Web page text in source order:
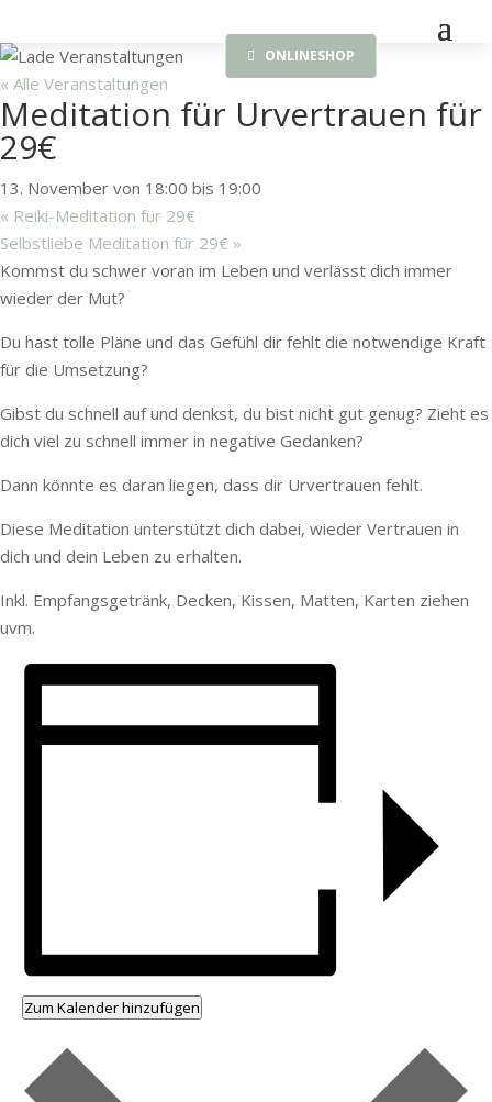
ONLINESHOP
« Alle Veranstaltungen
Meditation für Urvertrauen für
29€
13. November von 18:00 bis 19:00
« Reiki-Meditation für 29€
Selbstliebe Meditation für 29€ »
Kommst du schwer voran im Leben und verlässt dich immer
wieder der Mut?
Du hast tolle Pläne und das Gefühl dir fehlt die notwendige Kraft
für die Umsetzung?
Gibst du schnell auf und denkst, du bist nicht gut genug? Zieht es
dich viel zu schnell immer in negative Gedanken?
Dann könnte es daran liegen, dass dir Urvertrauen fehlt.
Diese Meditation unterstützt dich dabei, wieder Vertrauen in
dich und dein Leben zu erhalten.
Inkl. Empfangsgetränk, Decken, Kissen, Matten, Karten ziehen
uvm.
Zum Kalender hinzufügen